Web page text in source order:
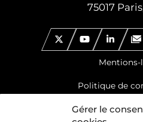
Gérer le
75017
Mentions-
Politique de